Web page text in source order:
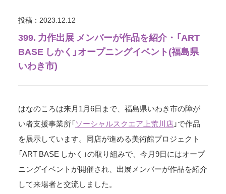
投稿：2023.12.12
399. 力作出展 メンバーが作品を紹介・「ART
BASE しかく」オープニングイベント(福島県
いわき市)
はなのころは来月1月6日まで、福島県いわき市の障が
い者支援事業所「ソーシャルスクエア上荒川店」で作品
を展示しています。同店が進める美術館プロジェクト
「ART BASE しかく」の取り組みで、今月9日にはオープ
ニングイベントが開催され、出展メンバーが作品を紹介
して来場者と交流しました。